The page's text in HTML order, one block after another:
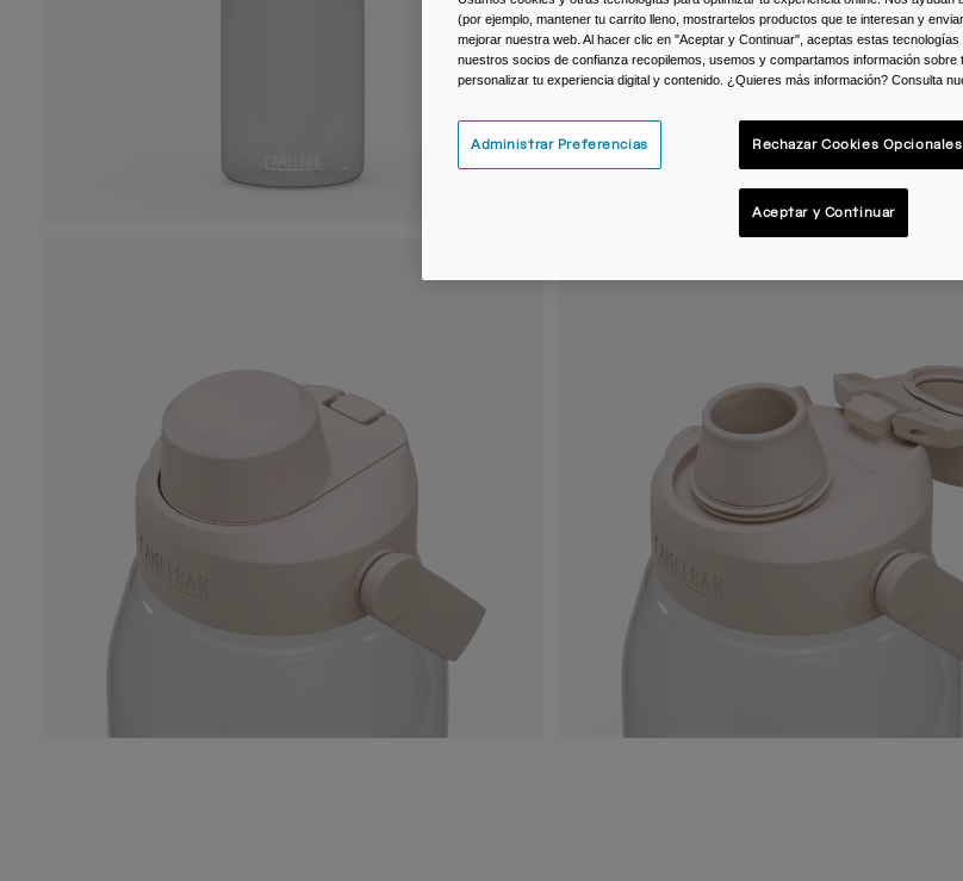
(por ejemplo, mantener tu carrito lleno, mostrartelos productos que te interesan y
mejorar nuestra web. Al hacer clic en "Aceptar y Continuar", aceptas estas
nuestros socios de confianza recopilemos, usemos y compartamos información sobre
personalizar tu experiencia digital y contenido. ¿Quieres más información? Consulta
Administrar Preferencias Rechazar Cookies Opcionales
Aceptar y Continuar